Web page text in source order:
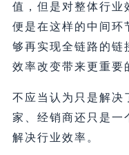
值，但是对整体行业
便是在这样的中间环
够再实现全链路的链
效率改变带来更重要
不应当认为只是解决
家、经销商还只是一
解决行业效率。